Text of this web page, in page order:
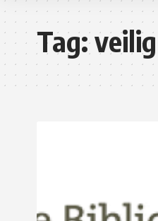
Tag: